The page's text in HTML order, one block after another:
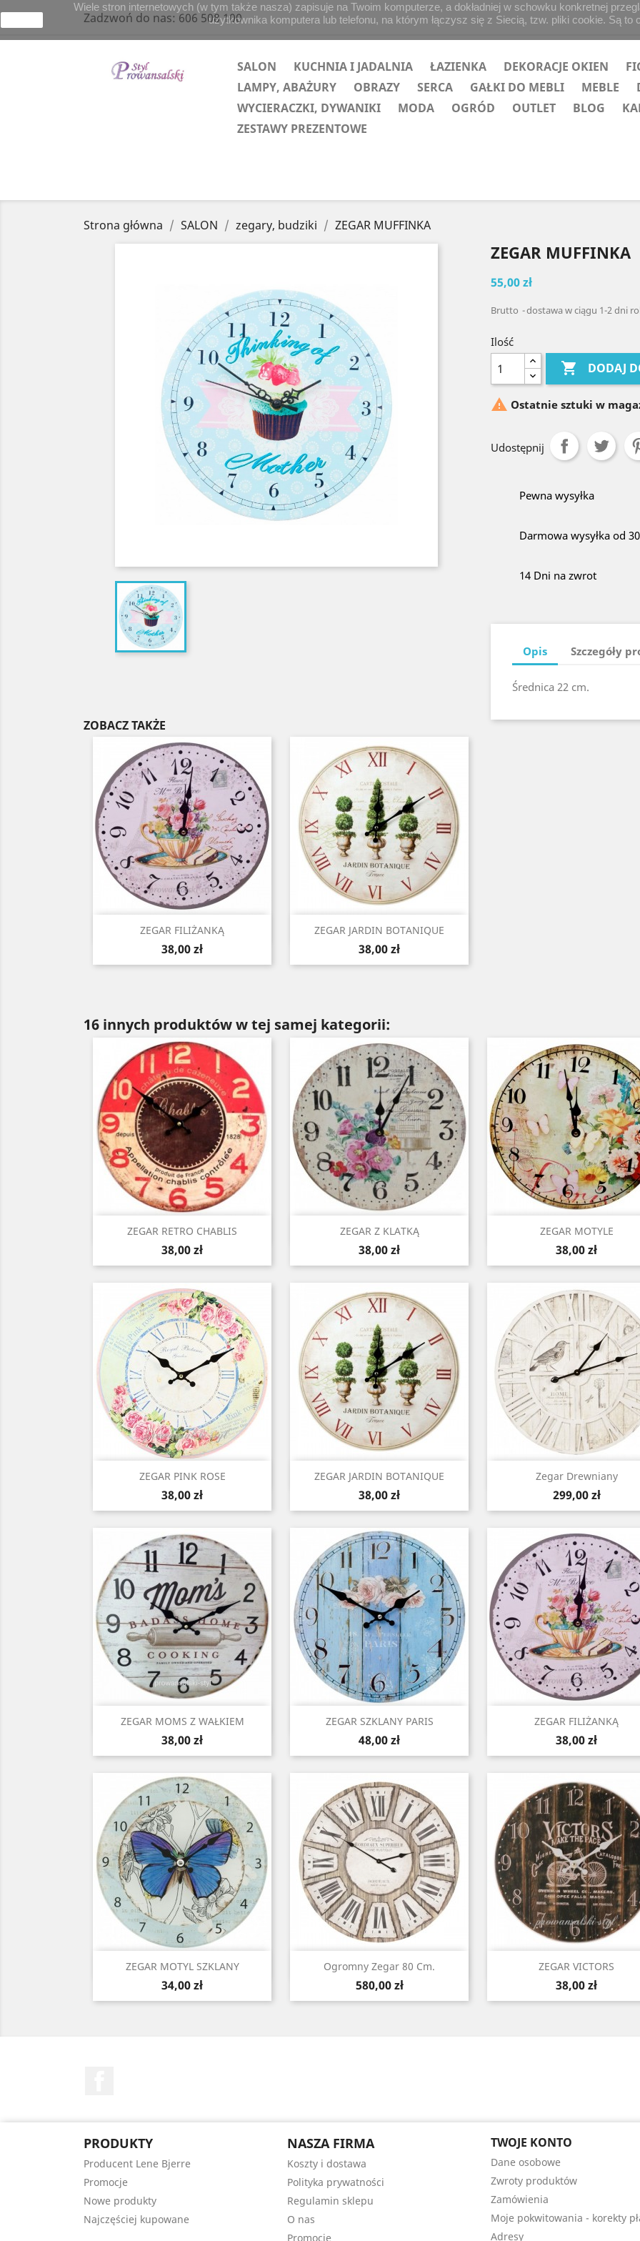
Zadzwoń do nas:606 508 100
SALON KUCHNIA I JADALNIA ŁAZIENKA DEKORACJE OKIEN
LAMPY, ABAŻURY
OBRAZY SERCA GAŁKI DO MEBLI MEBLE
WYCIERACZKI, DYWANIKI
MODA OGRÓD OUTLET BLOG
ZESTAWY PREZENTOWE
Strona główna SALON zegary, budziki ZEGAR MUFFINKA
ZEGAR MUFFINKA
55,00 zł
Brutto dostawa w ciągu 1-2 dni
Ilość
 DODAJ
 Ostatnie sztuki w
Udostępnij
Pewna wysyłka
Darmowa wysyłka od
14 Dni na zwrot
Opis Szczegóły
Średnica 22 cm.
ZOBACZ TAKŻE
ZEGAR FILIŻANKĄ
Cena
38,00 zł
Szybki podgląd ZEGAR JARDIN BOTANIQUE
Cena
38,00 zł
 Szybki podgląd
16 innych produktów w tej samej kategorii:
ZEGAR RETRO CHABLIS
Cena
38,00 zł
Szybki podgląd ZEGAR Z KLATKĄ
Cena
38,00 zł
Szybki podgląd ZEGAR MOTYLE
Cena
38,00 zł
Szybki podgląd
ZEGAR PINK ROSE
Cena
38,00 zł
Szybki podgląd ZEGAR JARDIN BOTANIQUE
Cena
38,00 zł
 Szybki podgląd Zegar Drewniany
Cena
299,00 zł
Szybki podgląd
ZEGAR MOMS Z WAŁKIEM
Cena
38,00 zł
Szybki podgląd ZEGAR SZKLANY PARIS
Cena
48,00 zł
Szybki podgląd ZEGAR FILIŻANKĄ
Cena
38,00 zł
Szybki podgląd
ZEGAR MOTYL SZKLANY
Cena
34,00 zł
Szybki podgląd Ogromny Zegar 80 Cm.
Cena
580,00 zł
Szybki podgląd ZEGAR VICTORS
Cena
38,00 zł
Szybki podgląd
PRODUKTY
Producent Lene Bjerre
Promocje
Nowe produkty
Najczęściej kupowane
NASZA FIRMA
Koszty i dostawa
Polityka prywatności
Regulamin sklepu
O nas
Promocje
TWOJE KONTO
Dane osobowe
Zwroty produktów
Zamówienia
Moje pokwitowania - korekty
Adresy
Wiele stron internetowych (w tym także nasza) zapisuje na Twoim komputerze, a dokładniej w schowku konkretnej
użytkownika komputera lub telefonu, na którym łączysz się z Siecią, tzw. pliki cookie. Są to